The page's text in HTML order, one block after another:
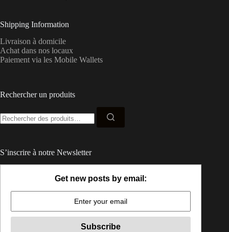
Shipping Information
Livraison à domicile
Achat dans nos locaux
Paiement via les Mobile Wallets
Rechercher un produits
pour :
S’inscrire à notre Newsletter
Get new posts by email: